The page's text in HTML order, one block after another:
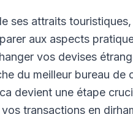
ses attraits
aux aspects
vos devises
du meilleur bureau de
devient une étape
transactions en